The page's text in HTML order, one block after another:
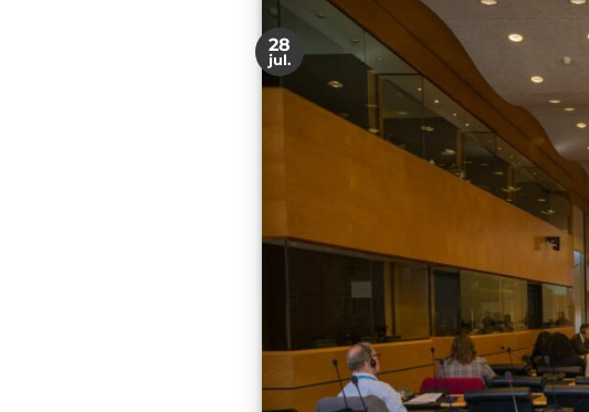
28
jul.